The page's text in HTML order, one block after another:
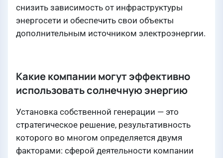
снизить зависимость от инфраструктуры
энергосети и обеспечить свои объекты
дополнительным источником электроэнергии.
Какие компании могут эффективно
использовать солнечную энергию
Установка собственной генерации — это
стратегическое решение, результативность
которого во многом определяется двумя
факторами: сферой деятельности компании